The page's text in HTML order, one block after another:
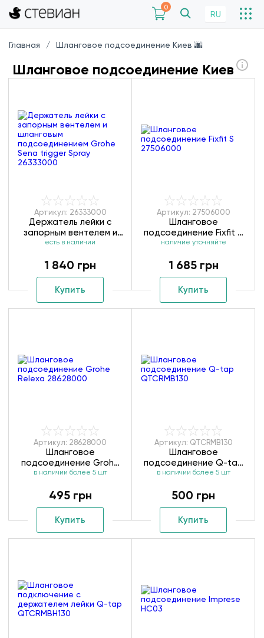
0
RU
Главная Шланговое подсоединение Киев 🌆
Шланговое подсоединение Киев
Артикул: 26333000
Держатель лейки с
запорным вентелем и
шланговым
Sena trigger Spray
26333000
есть в наличии
1 840 грн
Купить
Артикул: 27506000
Шланговое
подсоединение Fixfit S
27506000
наличие уточняйте
1 685 грн
Купить
Артикул: 28628000
Шланговое
подсоединение Grohe
Relexa 28628000
в наличии более 5 шт
495 грн
Купить
Артикул: QTCRMB130
Шланговое
подсоединение Q-tap
QTCRMB130
в наличии более 5 шт
500 грн
Купить